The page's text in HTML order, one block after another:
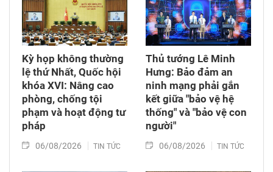
Kỳ họp không thường
lệ thứ Nhất, Quốc hội
khóa XVI: Nâng cao
phòng, chống tội
phạm và hoạt động tư
pháp
06/08/2026 TIN TỨC
Thủ tướng Lê Minh
Hưng: Bảo đảm an
ninh mạng phải gắn
kết giữa "bảo vệ hệ
thống" và "bảo vệ con
người"
06/08/2026 TIN TỨC